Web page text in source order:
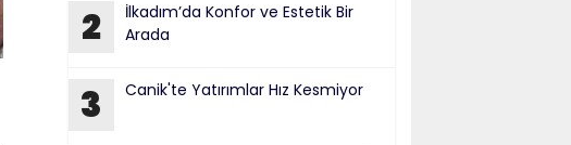
2
İlkadım’da Konfor ve Estetik Bir
Arada
3 Canik'te Yatırımlar Hız Kesmiyor